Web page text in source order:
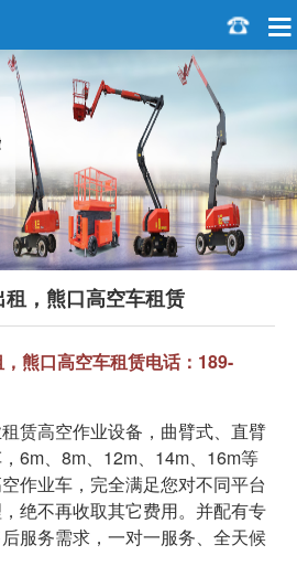
，熊口高空车租赁
熊口高空车租赁电话：189-
赁高空作业设备，曲臂式、直臂
6m、8m、12m、14m、16m等
作业车，完全满足您对不同平台
绝不再收取其它费用。并配有专
服务需求，一对一服务、全天候